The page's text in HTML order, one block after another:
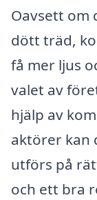
Oavsett om
dött träd,
få mer ljus
valet av
hjälp av
aktörer kan
utförs på
och ett bra